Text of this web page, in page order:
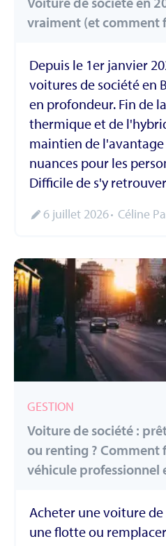
vraiment (et comment
Depuis le 1er janvier
voitures de société en
en profondeur. Fin de
thermique et de
maintien de
nuances pour les
Difficile de s'y
6 juillet 2026 Céline
GESTION
Voiture de société :
ou renting ? Comment
véhicule professionnel
Acheter une voiture
une flotte ou